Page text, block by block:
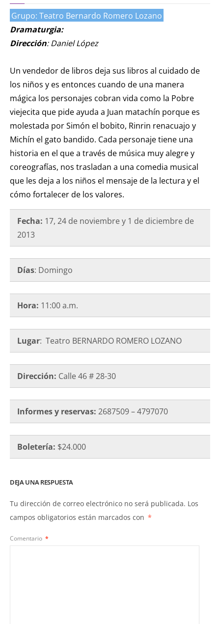
actual / 18 de agosto
de 2026
KT :: |Convocatoria
IV Torneo de
agosto de 2026
KT :: | XV Festival
Internacional de
Teatro Rosa
Grupo: Teatro Bernardo Romero Lozano
Dramaturgia:
Dirección: Daniel López
Un vendedor de libros deja sus libros al cuidado de
los niños y es entonces cuando de una manera
mágica los personajes cobran vida como la Pobre
viejecita que pide ayuda a Juan matachín porque es
molestada por Simón el bobito, Rinrin renacuajo y
Michín el gato bandido. Cada personaje tiene una
historia en el que a través de música muy alegre y
coreografías, nos trasladan a una comedia musical
que les deja a los niños el mensaje de la lectura y el
cómo fortalecer de los valores.
Fecha: 17, 24 de noviembre y 1 de diciembre de
2013
Días: Domingo
Hora: 11:00 a.m.
Lugar: Teatro BERNARDO ROMERO LOZANO
Dirección: Calle 46 # 28-30
Informes y reservas: 2687509 – 4797070
Boletería: $24.000
DEJA UNA RESPUESTA
Tu dirección de correo electrónico no será publicada. Los
campos obligatorios están marcados con *
Comentario *